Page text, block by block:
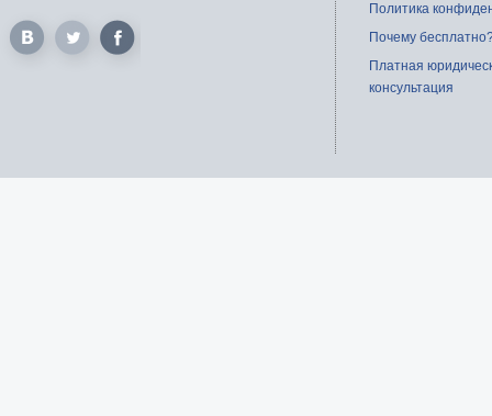
Политика
Почему
Платная
консультация